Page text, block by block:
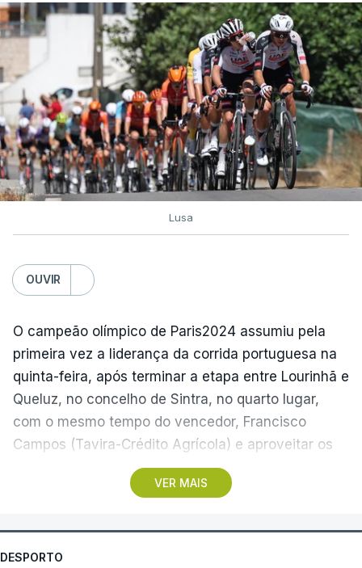
Lusa
OUVIR
VER MAIS
O campeão olímpico de Paris2024 assumiu pela
primeira vez a liderança da corrida portuguesa na
quinta-feira, após terminar a etapa entre Lourinhã e
Queluz, no concelho de Sintra, no quarto lugar,
com o mesmo tempo do vencedor, Francisco
Campos (Tavira-Crédito Agrícola) e aproveitar os
05.28 minutos perdidos pelo colega Julius
Johansen, vencedor do prólogo, para envergar a
Três anos depois da etapa que ligou Sines e Loulé,
DESPORTO